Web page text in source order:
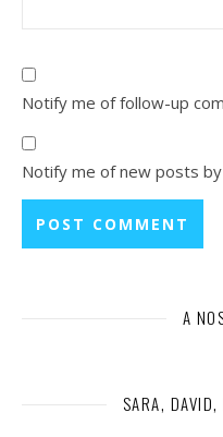
Notify me of follow-up
Notify me of new posts by
A
SARA,